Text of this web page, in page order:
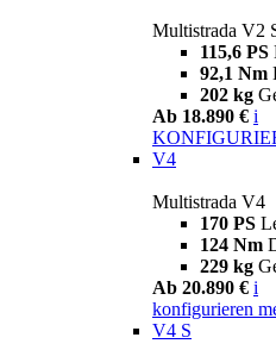
Multistrada V2
115,6 PS
92,1 Nm
202 kg
Ab 18.890 € i
V4
Multistrada V4
170 PS
124 Nm
229 kg
Ab 20.890 € i
konfigurieren
V4 S